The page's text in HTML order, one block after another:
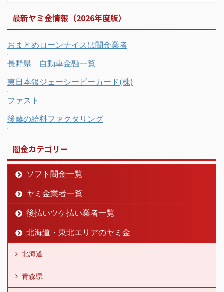
最新ヤミ金情報（2026年度版）
おまとめローンナイスは闇金業者
長野県 自動車金融一覧
東日本銀ジェーシービーカード(株)
ファスト
後藤の給料ファクタリング
闇金カテゴリー
ソフト闇金一覧
ヤミ金業者一覧
後払いツケ払い業者一覧
北海道・東北エリアのヤミ金
北海道
青森県